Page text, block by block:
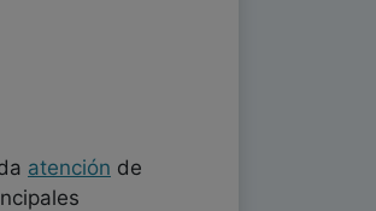
atención de